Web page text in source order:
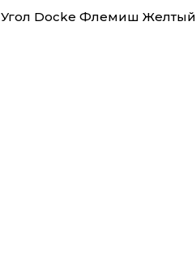
Угол Docke Флемиш Желтый